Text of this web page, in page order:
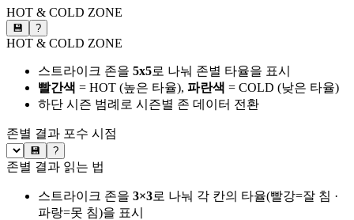
HOT & COLD ZONE
💾 ?
HOT & COLD ZONE
스트라이크 존을 5x5로 나눠 존별 타율을 표시
빨간색 = HOT (높은 타율), 파란색 = COLD (낮은 타율)
하단 시즌 범례로 시즌별 존 데이터 전환
존별 결과 포수 시점
💾 ?
존별 결과 읽는 법
스트라이크 존을 3×3로 나눠 각 칸의 타율(빨강=잘 침 ·
파랑=못 침)을 표시